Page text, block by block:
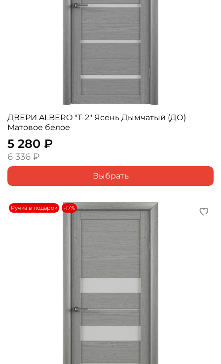
ДВЕРИ ALBERO "Т-2" Ясень Дымчатый (ДО)
Матовое белое
5 280 ₽
6 336 ₽
Выбрать
Ручка в подарок -17%